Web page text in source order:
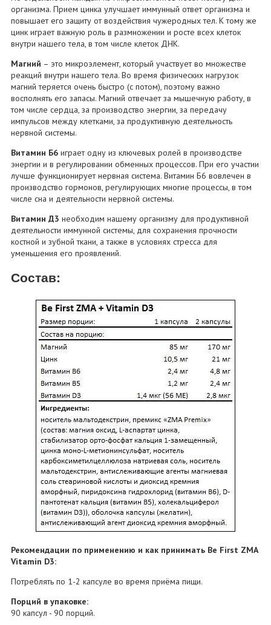
организма. Прием цинка улучшает иммунный ответ организма и
повышает его защиту от воздействия чужеродных тел. К тому же
цинк играет важную роль в размножении и росте всех клеток
внутри нашего тела, в том числе клеток ДНК.
Магний – это микроэлемент, который участвует во множестве
реакций внутри нашего тела. Во время физических нагрузок
магний теряется очень быстро (с потом), поэтому важно
восполнять его запасы. Магний отвечает за мышечную работу, в
том числе сердца, за производство энергии, за передачу
импульсов между клетками, за продуктивную деятельность
нервной системы.
Витамин Б6 играет одну из ключевых ролей в производстве
энергии и в регулировании обменных процессов. При его участии
лучше функционирует нервная система. Витамин Б6 вовлечен в
производство гормонов, регулирующих многие процессы, в том
числе сна и деятельности нервной системы.
Витамин Д3 необходим нашему организму для продуктивной
деятельности иммунной системы, для сохранения прочности
костной и зубной ткани, а также в условиях стресса для
уменьшения его проявлений.
Состав:
Рекомендации по применению и как принимать Be First ZMA
Vitamin D3:
Потреблять по 1-2 капсуле во время приёма пищи.
Порций в упаковке:
90 капсул - 90 порций.